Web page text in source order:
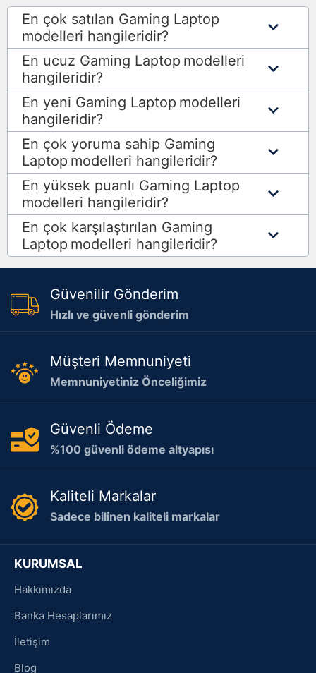
En çok satılan Gaming Laptop
modelleri hangileridir?
En ucuz Gaming Laptop modelleri
hangileridir?
En yeni Gaming Laptop modelleri
hangileridir?
En çok yoruma sahip Gaming
Laptop modelleri hangileridir?
En yüksek puanlı Gaming Laptop
modelleri hangileridir?
En çok karşılaştırılan Gaming
Laptop modelleri hangileridir?
Güvenilir Gönderim
Hızlı ve güvenli gönderim
Müşteri Memnuniyeti
Memnuniyetiniz Önceliğimiz
Güvenli Ödeme
%100 güvenli ödeme altyapısı
Kaliteli Markalar
Sadece bilinen kaliteli markalar
KURUMSAL
Hakkımızda
Banka Hesaplarımız
İletişim
Blog